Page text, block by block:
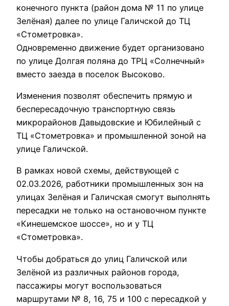
конечного пункта (район дома № 11 по улице
Зелёная) далее по улице Галичской до ТЦ
«Стометровка».
Одновременно движение будет организовано
по улице Долгая поляна до ТРЦ «Солнечный»
вместо заезда в поселок Высоково.
Изменения позволят обеспечить прямую и
беспересадочную транспортную связь
микрорайонов Давыдовские и Юбилейный с
ТЦ «Стометровка» и промышленной зоной на
улице Галичской.
В рамках новой схемы, действующей с
02.03.2026, работники промышленных зон на
улицах Зелёная и Галичская смогут выполнять
пересадки не только на остановочном пункте
«Кинешемское шоссе», но и у ТЦ
«Стометровка».
Чтобы добраться до улиц Галичской или
Зелёной из различных районов города,
пассажиры могут воспользоваться
маршрутами № 8, 16, 75 и 100 с пересадкой у